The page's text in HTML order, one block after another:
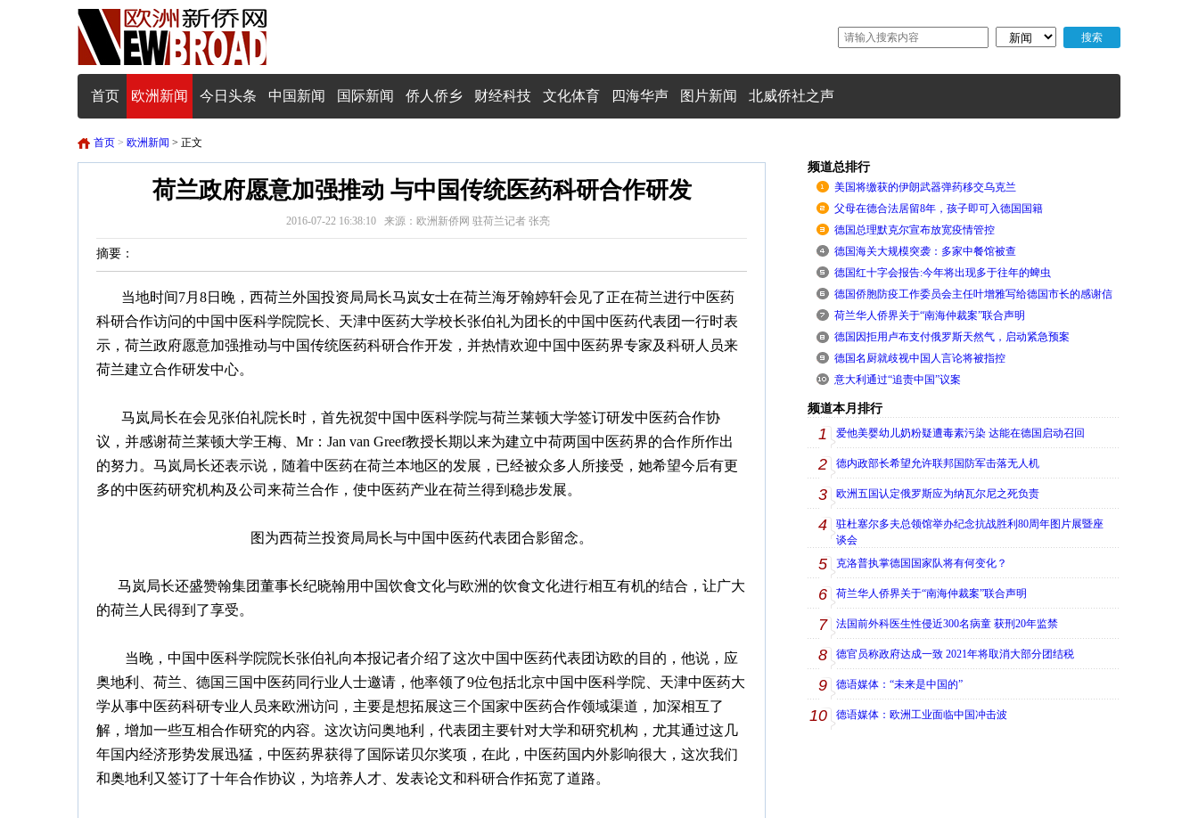
首页 欧洲新闻 今日头条 中国新闻 国际新闻 侨人侨乡 财经科技 文化体育 四海华声 图片新闻 北威侨社之声
首页 > 欧洲新闻 > 正文
荷兰政府愿意加强推动 与中国传统医药科研合作研发
2016-07-22 16:38:10 来源：欧洲新侨网 驻荷兰记者 张亮
摘要：
当地时间7月8日晚，西荷兰外国投资局局长马岚女士在荷兰海牙翰婷轩会见了正在荷兰进行中医药
科研合作访问的中国中医科学院院长、天津中医药大学校长张伯礼为团长的中国中医药代表团一行时表
示，荷兰政府愿意加强推动与中国传统医药科研合作开发，并热情欢迎中国中医药界专家及科研人员来
荷兰建立合作研发中心。
马岚局长在会见张伯礼院长时，首先祝贺中国中医科学院与荷兰莱顿大学签订研发中医药合作协
议，并感谢荷兰莱顿大学王梅、Mr：Jan van Greef教授长期以来为建立中荷两国中医药界的合作所作出
的努力。马岚局长还表示说，随着中医药在荷兰本地区的发展，已经被众多人所接受，她希望今后有更
多的中医药研究机构及公司来荷兰合作，使中医药产业在荷兰得到稳步发展。
图为西荷兰投资局局长与中国中医药代表团合影留念。
马岚局长还盛赞翰集团董事长纪晓翰用中国饮食文化与欧洲的饮食文化进行相互有机的结合，让广大
的荷兰人民得到了享受。
当晚，中国中医科学院院长张伯礼向本报记者介绍了这次中国中医药代表团访欧的目的，他说，应
奥地利、荷兰、德国三国中医药同行业人士邀请，他率领了9位包括北京中国中医科学院、天津中医药大
学从事中医药科研专业人员来欧洲访问，主要是想拓展这三个国家中医药合作领域渠道，加深相互了
解，增加一些互相合作研究的内容。这次访问奥地利，代表团主要针对大学和研究机构，尤其通过这几
年国内经济形势发展迅猛，中医药界获得了国际诺贝尔奖项，在此，中医药国内外影响很大，这次我们
和奥地利又签订了十年合作协议，为培养人才、发表论文和科研合作拓宽了道路。
频道总排行
美国将缴获的伊朗武器弹药移交乌克兰
父母在德合法居留8年，孩子即可入德国国籍
德国总理默克尔宣布放宽疫情管控
德国海关大规模突袭：多家中餐馆被查
德国红十字会报告:今年将出现多于往年的蜱虫
德国侨胞防疫工作委员会主任叶增雅写给德国市长的感谢信
荷兰华人侨界关于“南海仲裁案”联合声明
德国因拒用卢布支付俄罗斯天然气，启动紧急预案
德国名厨就歧视中国人言论将被指控
意大利通过“追责中国”议案
频道本月排行
1 爱他美婴幼儿奶粉疑遭毒素污染 达能在德国启动召回
2 德内政部长希望允许联邦国防军击落无人机
3 欧洲五国认定俄罗斯应为纳瓦尔尼之死负责
4
驻杜塞尔多夫总领馆举办纪念抗战胜利80周年图片展暨座
谈会
5 克洛普执掌德国国家队将有何变化？
6 荷兰华人侨界关于“南海仲裁案”联合声明
7 法国前外科医生性侵近300名病童 获刑20年监禁
8 德官员称政府达成一致 2021年将取消大部分团结税
9 德语媒体：“未来是中国的”
10 德语媒体：欧洲工业面临中国冲击波